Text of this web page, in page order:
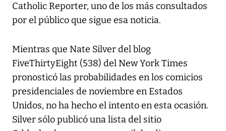
Catholic Reporter, uno de los más consultados
por el público que sigue esa noticia.
Mientras que Nate Silver del blog
FiveThirtyEight (538) del New York Times
pronosticó las probabilidades en los comicios
presidenciales de noviembre en Estados
Unidos, no ha hecho el intento en esta ocasión.
Silver sólo publicó una lista del sitio